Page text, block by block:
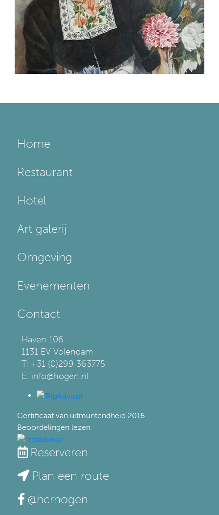
Home
Restaurant
Hotel
Art galerij
Omgeving
Evenementen
Contact
Haven 106
1131 EV Volendam
T: +31 (0)299 363775
E: info@hogen.nl
Certificaat van uitmuntendheid 2018
Beoordelingen lezen
Reserveren
Plan een route
@hcrhogen